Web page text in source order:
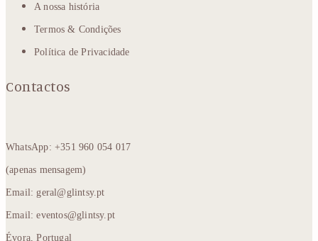
A nossa história
Termos & Condições
Política de Privacidade
Contactos
WhatsApp: +351 960 054 017
(apenas mensagem)
Email: geral@glintsy.pt
Email: eventos@glintsy.pt
Évora, Portugal